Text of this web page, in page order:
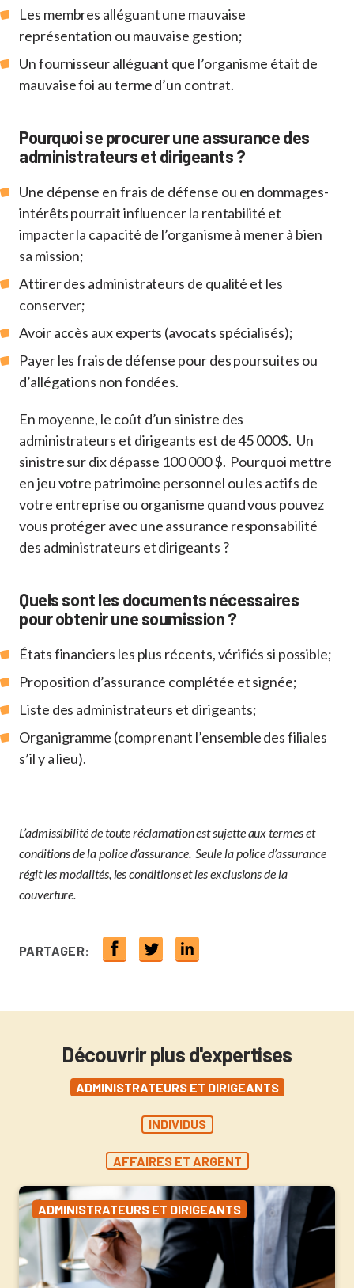
Les membres alléguant une mauvaise
représentation ou mauvaise gestion;
Un fournisseur alléguant que l’organisme était de
mauvaise foi au terme d’un contrat.
Pourquoi se procurer une assurance des
administrateurs et dirigeants ?
Une dépense en frais de défense ou en dommages-
intérêts pourrait influencer la rentabilité et
impacter la capacité de l’organisme à mener à bien
sa mission;
Attirer des administrateurs de qualité et les
conserver;
Avoir accès aux experts (avocats spécialisés);
Payer les frais de défense pour des poursuites ou
d’allégations non fondées.
En moyenne, le coût d’un sinistre des
administrateurs et dirigeants est de 45 000$. Un
sinistre sur dix dépasse 100 000 $. Pourquoi mettre
en jeu votre patrimoine personnel ou les actifs de
votre entreprise ou organisme quand vous pouvez
vous protéger avec une assurance responsabilité
des administrateurs et dirigeants ?
Quels sont les documents nécessaires
pour obtenir une soumission ?
États financiers les plus récents, vérifiés si possible;
Proposition d’assurance complétée et signée;
Liste des administrateurs et dirigeants;
Organigramme (comprenant l’ensemble des filiales
s’il y a lieu).
L’admissibilité de toute réclamation est sujette aux termes et
conditions de la police d’assurance. Seule la police d’assurance
régit les modalités, les conditions et les exclusions de la
couverture.
PARTAGER:
Découvrir plus d'expertises
ADMINISTRATEURS ET DIRIGEANTS
INDIVIDUS
AFFAIRES ET ARGENT
ADMINISTRATEURS ET DIRIGEANTS